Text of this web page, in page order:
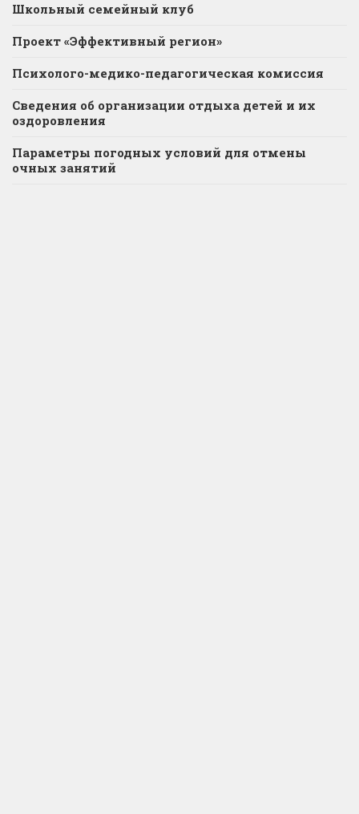
Школьный семейный клуб
Проект «Эффективный регион»
Психолого-медико-педагогическая комиссия
Сведения об организации отдыха детей и их
оздоровления
Параметры погодных условий для отмены
очных занятий